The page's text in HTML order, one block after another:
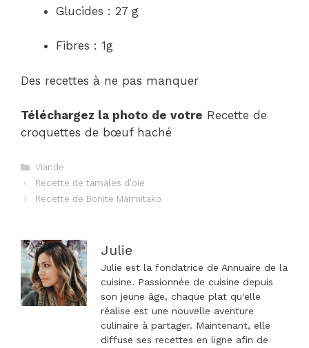
Glucides : 27 g
Fibres : 1g
Des recettes à ne pas manquer
Téléchargez la photo de votre Recette de
croquettes de bœuf haché
Catégories
Viande
Navigation
des
Recette de tamales d'oie
Recette de Bonite Marmitako
Julie
Julie est la fondatrice de Annuaire de la
cuisine. Passionnée de cuisine depuis
son jeune âge, chaque plat qu'elle
réalise est une nouvelle aventure
culinaire à partager. Maintenant, elle
diffuse ses recettes en ligne afin de